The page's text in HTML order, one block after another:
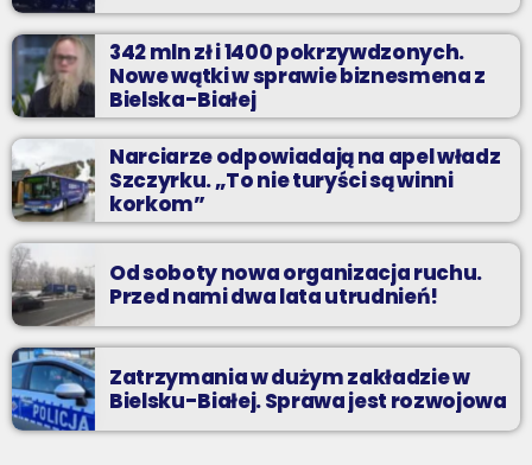
342 mln zł i 1400 pokrzywdzonych.
Nowe wątki w sprawie biznesmena z
Bielska-Białej
Narciarze odpowiadają na apel władz
Szczyrku. „To nie turyści są winni
korkom”
Od soboty nowa organizacja ruchu.
Przed nami dwa lata utrudnień!
Zatrzymania w dużym zakładzie w
Bielsku-Białej. Sprawa jest rozwojowa